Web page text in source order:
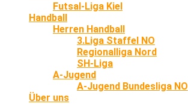
Futsal-Liga Kiel
Handball
Herren Handball
3.Liga Staffel NO
Regionalliga Nord
SH-Liga
A-Jugend
A-Jugend Bundesliga NO
Über uns